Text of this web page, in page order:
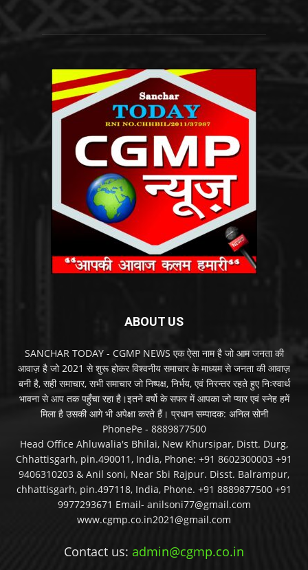
ABOUT US
SANCHAR TODAY - CGMP NEWS एक ऐसा नाम है जो आम जनता की
आवाज़ है जो 2021 से शुरू होकर विश्वनीय समाचार के माध्यम से जनता की आवाज़
बनी है, सही समाचार, सभी समाचार जो निष्पक्ष, निर्भय, एवं निरन्तर रहते हुए निःस्वार्थ
भावना से आप तक पहुँचा रहा है।इतने वर्षो के सफर में आपका जो प्यार एवं स्नेह हमें
मिला है उसकी आगे भी अपेक्षा करते हैं। प्रधान सम्पादक: अनिल सोनी
PhonePe - 8889877500
Head Office Ahluwalia's Bhilai, New Khursipar, Distt. Durg,
Chhattisgarh, pin.490011, India, Phone: +91 8602300003 +91
9406310203 & Anil soni, Near Sbi Rajpur. Disst. Balrampur,
chhattisgarh, pin.497118, India, Phone. +91 8889877500 +91
9977293671 Email- anilsoni77@gmail.com
www.cgmp.co.in2021@gmail.com
Contact us: admin@cgmp.co.in